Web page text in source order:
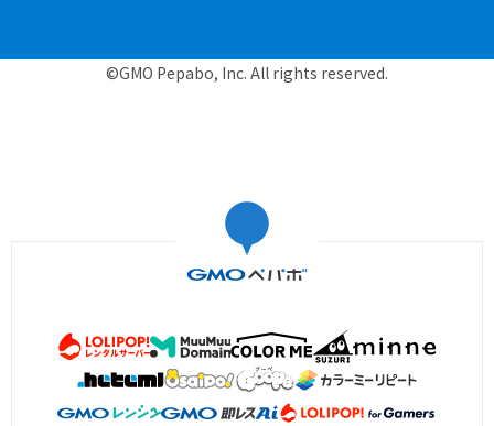
©GMO Pepabo, Inc. All rights reserved.